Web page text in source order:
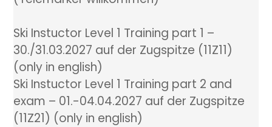
Ski Instuctor Level 1 Training part 1 –
30./31.03.2027 auf der Zugspitze (11Z11)
(only in english)
Ski Instuctor Level 1 Training part 2 and
exam – 01.-04.04.2027 auf der Zugspitze
(11Z21) (only in english)